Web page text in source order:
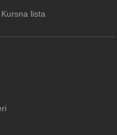
Kursna lista